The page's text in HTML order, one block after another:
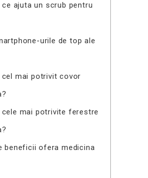
ajuta un scrub pentru
urile de top ale
cel mai potrivit covor
cele mai potrivite ferestre
beneficii ofera medicina